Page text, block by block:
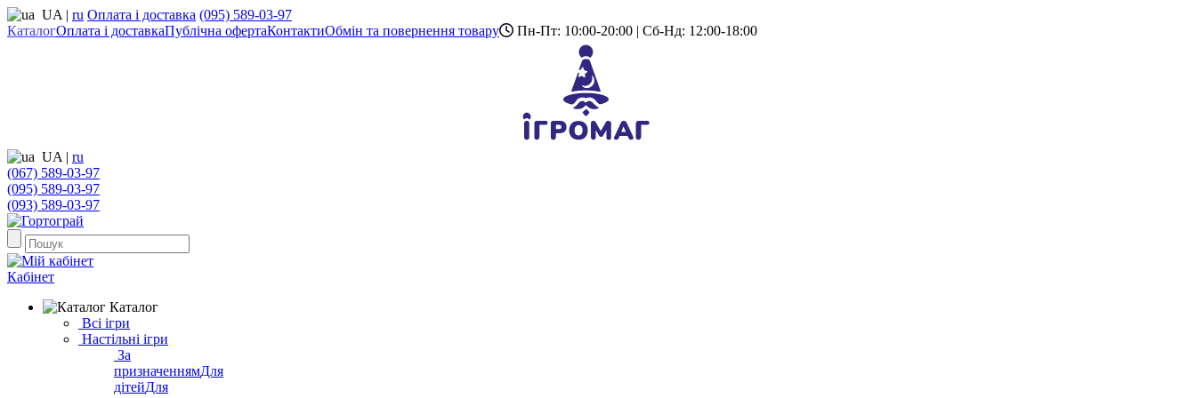
UA | ru Оплата і доставка (095) 589-03-97
КаталогОплата і доставкаПублічна офертаКонтактиОбмін та повернення товару Пн-Пт: 10:00-20:00 | Сб-Нд: 12:00-18:00
UA | ru
(067) 589-03-97
(095) 589-03-97
(093) 589-03-97
Кабінет
Каталог
Всі ігри
Настільні ігри
За
призначеннямДля
дітейДля